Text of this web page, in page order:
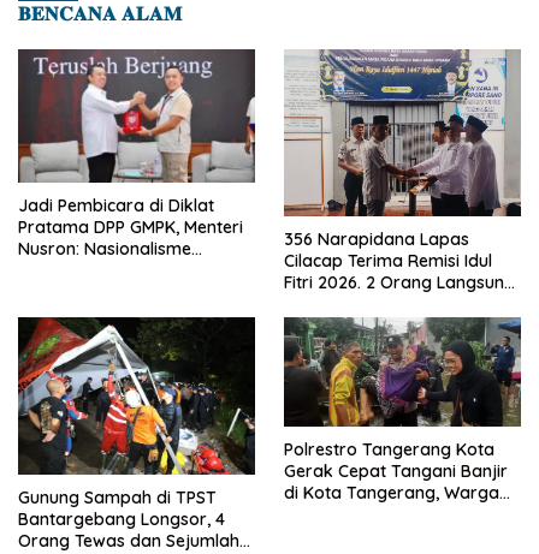
𝐁𝐄𝐍𝐂𝐀𝐍𝐀 𝐀𝐋𝐀𝐌
Jadi Pembicara di Diklat
Pratama DPP GMPK, Menteri
Nusron: Nasionalisme
356 Narapidana Lapas
Cilacap Terima Remisi Idul
Fitri 2026. 2 Orang Langsung
Gunung Sampah di TPST
Bantargebang Longsor, 4
Orang Tewas dan Sejumlah
Polrestro Tangerang Kota
Gerak Cepat Tangani Banjir
di Kota Tangerang, Warga